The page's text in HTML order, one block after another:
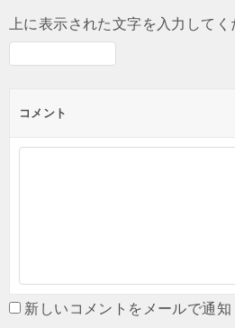
上に表示された文字を入力してく
コメント
新しいコメントをメールで通知